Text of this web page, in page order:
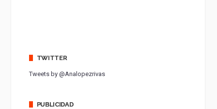
TWITTER
Tweets by @Analopezrivas
PUBLICIDAD